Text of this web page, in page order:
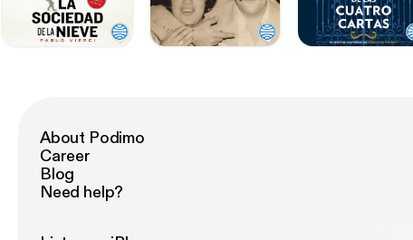
About Podimo
Career
Blog
Need help?